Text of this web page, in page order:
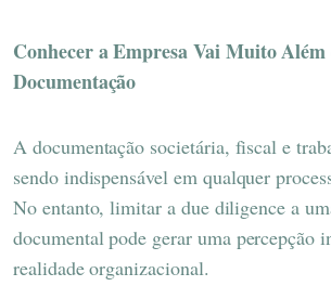
Conhecer a Empresa Vai Muito Além
Documentação
A documentação societária, fiscal e
sendo indispensável em qualquer
No entanto, limitar a due diligence a
documental pode gerar uma percepção
realidade organizacional.